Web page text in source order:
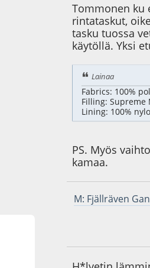
Tommonen ku
rintataskut,
tasku tuossa
käytöllä. Yksi
Lainaa
Fabrics: 100%
Filling: Supreme
Lining: 100%
PS. Myös
kamaa.
M: Fjällräven